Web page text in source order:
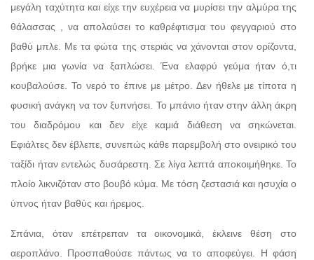
μεγάλη ταχύτητα και είχε την ευχέρεια να μυρίσει την αλμύρα της
θάλασσας , να απολαύσει το καθρέφτισμα του φεγγαριού στο
βαθύ μπλε. Με τα φώτα της στεριάς να χάνονται στον ορίζοντα,
βρήκε μια γωνία να ξαπλώσει. Ένα ελαφρύ γεύμα ήταν ό,τι
κουβαλούσε. Το νερό το έπινε με μέτρο. Δεν ήθελε με τίποτα η
φυσική ανάγκη να τον ξυπνήσει. Το μπάνιο ήταν στην άλλη άκρη
του διαδρόμου και δεν είχε καμιά διάθεση να σηκώνεται.
Εφιάλτες δεν έβλεπε, συνεπώς κάθε παρεμβολή στο ονειρικό του
ταξίδι ήταν εντελώς δυσάρεστη. Σε λίγα λεπτά αποκοιμήθηκε. Το
πλοίο λικνιζόταν στο βουβό κύμα. Με τόση ζεστασιά και ησυχία ο
ύπνος ήταν βαθύς και ήρεμος.
Σπάνια, όταν επέτρεπαν τα οικονομικά, έκλεινε θέση στο
αεροπλάνο. Προσπαθούσε πάντως να το αποφεύγει. Η φάση